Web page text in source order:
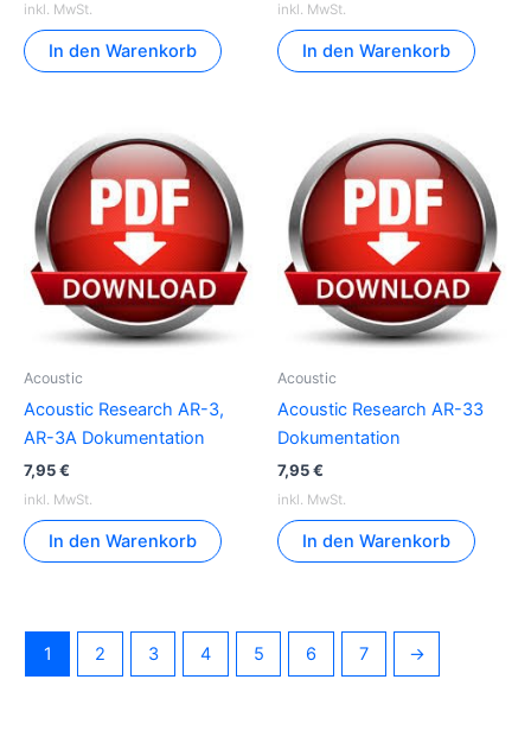
inkl. MwSt.
In den Warenkorb
inkl. MwSt.
In den Warenkorb
Acoustic
Acoustic Research AR-3,
AR-3A Dokumentation
7,95€
inkl. MwSt.
In den Warenkorb
Acoustic
Acoustic Research AR-33
Dokumentation
7,95€
inkl. MwSt.
In den Warenkorb
1 2 3 4 5 6 7 →